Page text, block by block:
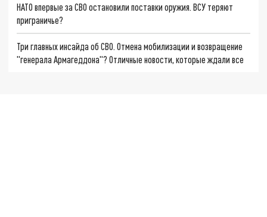
НАТО впервые за СВО остановили поставки оружия. ВСУ теряют
приграничье?
Три главных инсайда об СВО. Отмена мобилизации и возвращение
"генерала Армагеддона"? Отличные новости, которые ждали все